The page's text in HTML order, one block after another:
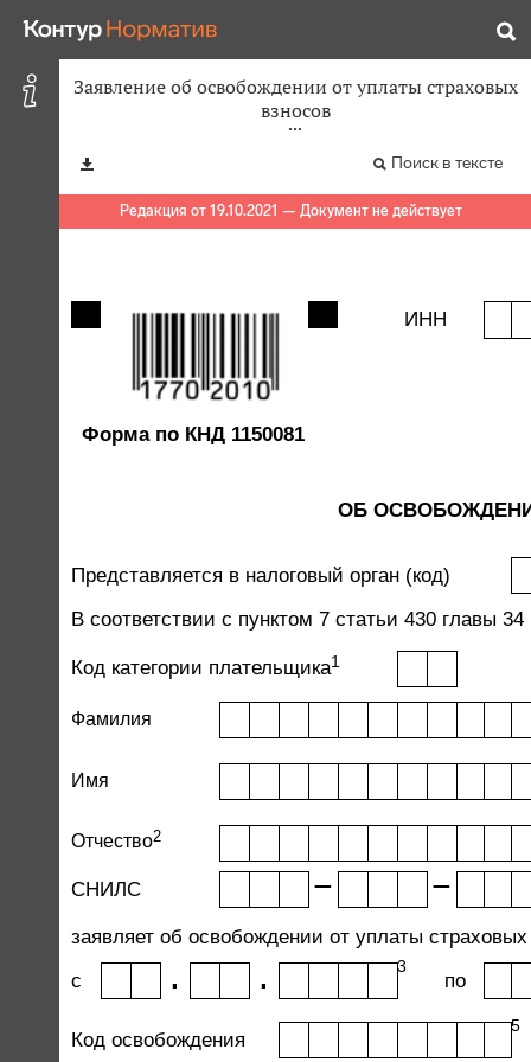
Заявление об освобождении от уплаты страховых
взносов
Поиск в тексте
Редакция от 19.10.2021 — Документ не действует
ИНН
Форма по КНД 1150081
ОБ
Представляется в налоговый орган (код)
В соответствии с пунктом 7 статьи 430 главы
Код категории плательщика1
Фамилия
Имя
Отчество2
СНИЛС − −
заявляет об освобождении от уплаты страховых
c
. . 3
по
Код освобождения
5